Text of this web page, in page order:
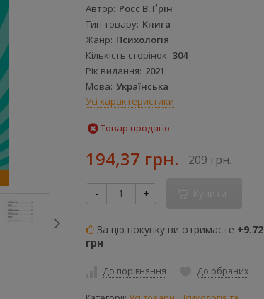
Автор Росс В. Ґрін
Тип товару Книга
Жанр Психологія
Кількість сторінок 304
Рік видання 2021
Мова Українська
Усі характеристики
Товар продано
194,37 грн. 209 грн.
- +
За цю покупку ви отримаєте +9.72
грн
До порівняння До обраних